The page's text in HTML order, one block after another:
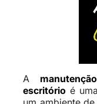
A
escritórioé